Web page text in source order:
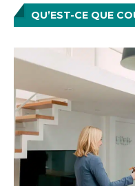
QU’EST-CE QUE